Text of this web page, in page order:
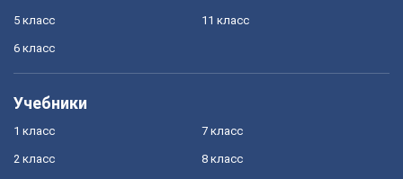
5 класс
6 класс
11 класс
Учебники
1 класс
2 класс
7 класс
8 класс